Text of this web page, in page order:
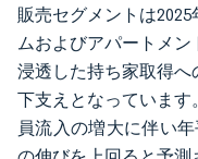
販売セグメントは
ムおよびアパートメン
浸透した持ち家取得
下支えとなっていま
員流入の増大に伴い